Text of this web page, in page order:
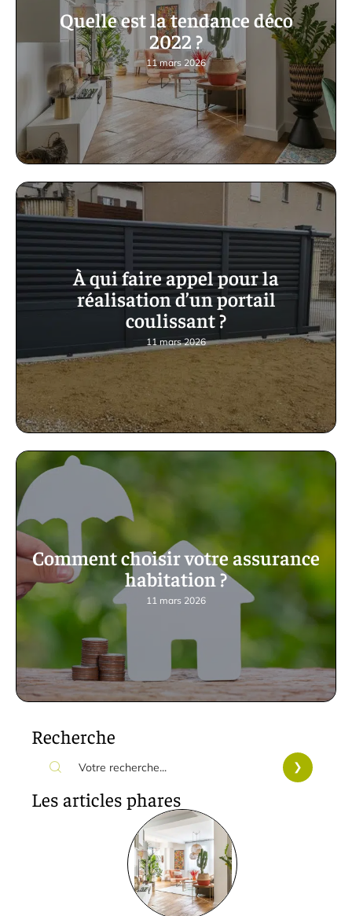
Quelle est la tendance déco
2022 ?
11 mars 2026
À qui faire appel pour la
réalisation d’un portail
coulissant ?
11 mars 2026
Comment choisir votre assurance
habitation ?
11 mars 2026
Recherche
Les articles phares